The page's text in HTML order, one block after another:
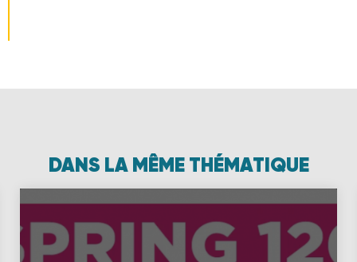
DANS LA MÊME THÉMATIQUE